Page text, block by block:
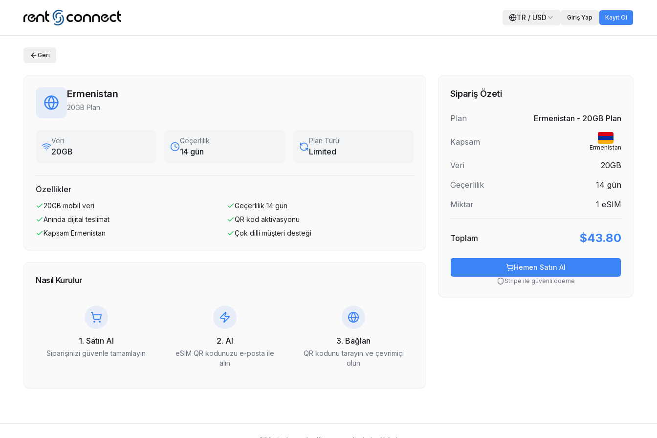
TR / USD Giriş Yap Kayıt Ol
Geri
Ermenistan
20GB Plan
Veri
20GB
Geçerlilik
14 gün
Plan Türü
Limited
Özellikler
20GB mobil veri Geçerlilik 14 gün
Anında dijital teslimat
QR kod aktivasyonu
Kapsam Ermenistan Çok dilli müşteri desteği
Nasıl Kurulur
1. Satın Al
Siparişinizi güvenle tamamlayın
2. Al
eSIM QR kodunuzu e-posta ile
alın
3. Bağlan
QR kodunu tarayın ve çevrimiçi
olun
Sipariş Özeti
Plan Ermenistan - 20GB Plan
Kapsam
Ermenistan
Veri
20GB
Geçerlilik
14 gün
Miktar
1 eSIM
Toplam $43.80
Hemen Satın Al
Stripe ile güvenli ödeme